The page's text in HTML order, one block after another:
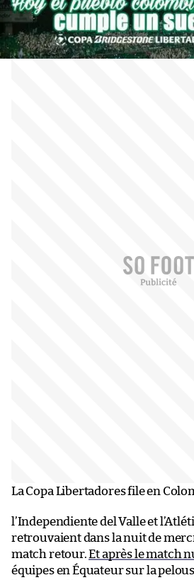
La Copa Libertadores file en
l’Independiente del Valle et
retrouvaient dans la nuit de
match retour.Et après le match
équipes en Équateur sur la